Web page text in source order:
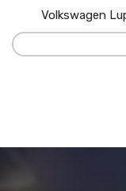
Volkswagen